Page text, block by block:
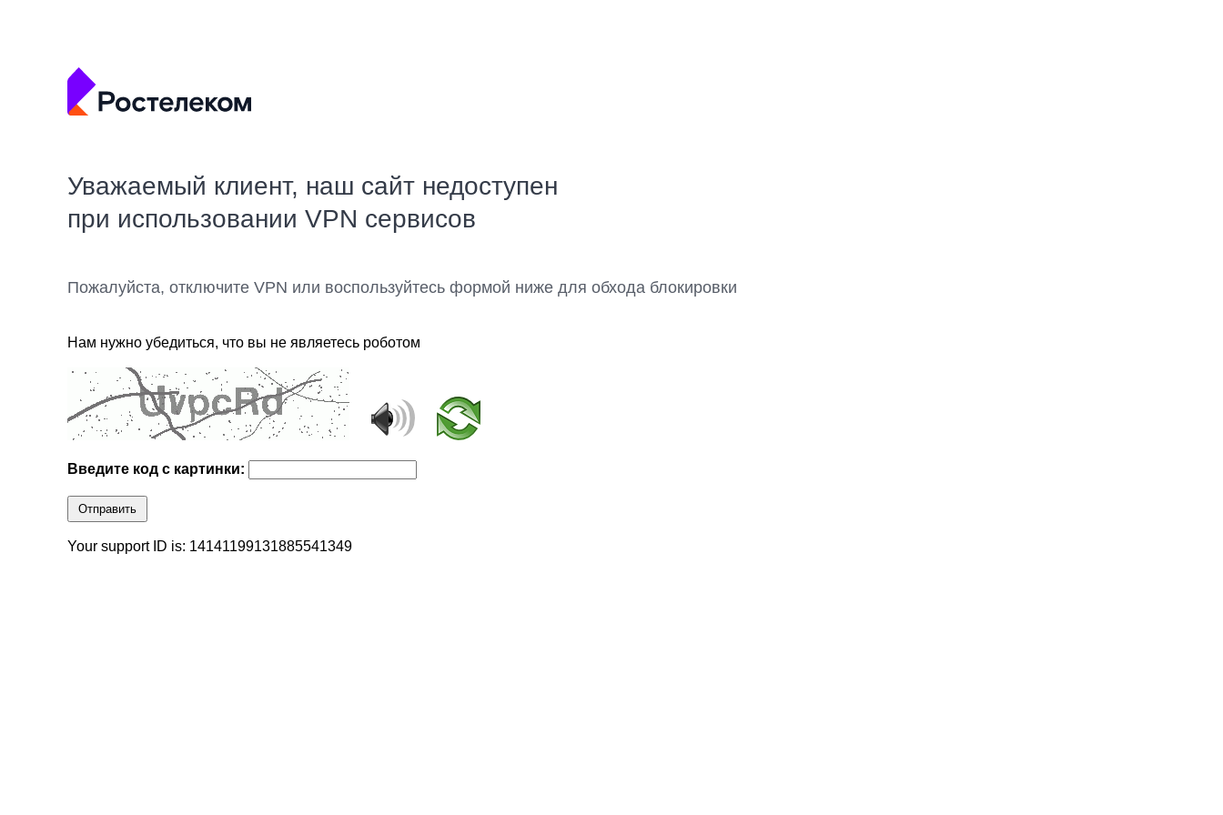
Уважаемый клиент, наш сайт недоступен
при использовании VPN сервисов
Пожалуйста, отключите VPN или воспользуйтесь формой ниже для обхода блокировки
Нам нужно убедиться, что вы не являетесь роботом
Введите код с картинки:
Отправить
Your support ID is: 14141199131885541349